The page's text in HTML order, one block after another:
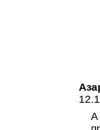
А